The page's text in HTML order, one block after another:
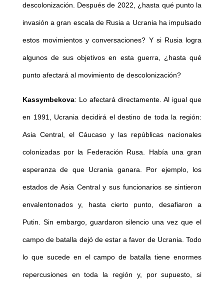
descolonización. Después de 2022, ¿hasta qué punto la
invasión a gran escala de Rusia a Ucrania ha impulsado
estos movimientos y conversaciones? Y si Rusia logra
algunos de sus objetivos en esta guerra, ¿hasta qué
punto afectará al movimiento de descolonización?
Kassymbekova: Lo afectará directamente. Al igual que
en 1991, Ucrania decidirá el destino de toda la región:
Asia Central, el Cáucaso y las repúblicas nacionales
colonizadas por la Federación Rusa. Había una gran
esperanza de que Ucrania ganara. Por ejemplo, los
estados de Asia Central y sus funcionarios se sintieron
envalentonados y, hasta cierto punto, desafiaron a
Putin. Sin embargo, guardaron silencio una vez que el
campo de batalla dejó de estar a favor de Ucrania. Todo
lo que sucede en el campo de batalla tiene enormes
repercusiones en toda la región y, por supuesto, si